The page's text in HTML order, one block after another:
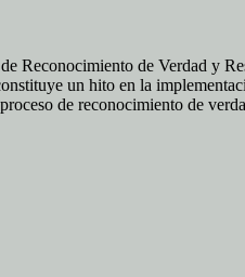
Reconocimiento de Verdad y
un hito en la
de reconocimiento de